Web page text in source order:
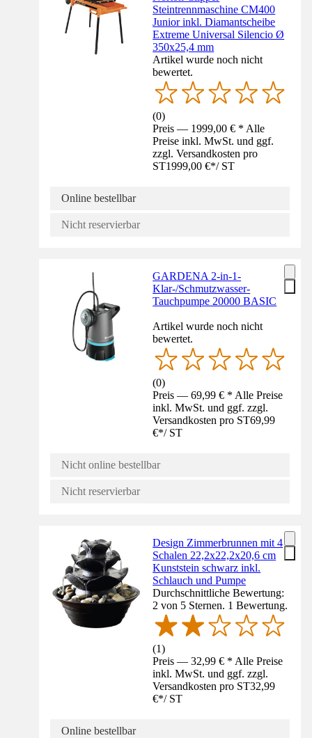
Steintrennmaschine CM400
Junior inkl. Diamantscheibe
Extreme Universal Silencio Ø
350x25,4 mm
Artikel wurde noch nicht
bewertet.
(0)
Preis — 1999,00 € * Alle
Preise inkl. MwSt. und ggf.
zzgl. Versandkosten pro
ST1999,00 €*/ ST
Online bestellbar
Nicht reservierbar
GARDENA 2-in-1-
Klar-/Schmutzwasser-
Tauchpumpe 20000 BASIC
Artikel wurde noch nicht
bewertet.
(0)
Preis — 69,99 € * Alle Preise
inkl. MwSt. und ggf. zzgl.
Versandkosten pro ST69,99
€*/ ST
Nicht online bestellbar
Nicht reservierbar
Design Zimmerbrunnen mit 4
Schalen 22,2x22,2x20,6 cm
Kunststein schwarz inkl.
Schlauch und Pumpe
Durchschnittliche Bewertung:
2 von 5 Sternen. 1 Bewertung.
(1)
Preis — 32,99 € * Alle Preise
inkl. MwSt. und ggf. zzgl.
Versandkosten pro ST32,99
€*/ ST
Online bestellbar